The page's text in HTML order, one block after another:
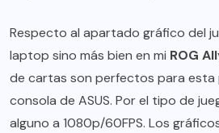
Respecto al apartado gráfico del
laptop sino más bien en mi ROG
de cartas son perfectos para
consola de ASUS. Por el tipo de
alguno a 1080p/60FPS. Los